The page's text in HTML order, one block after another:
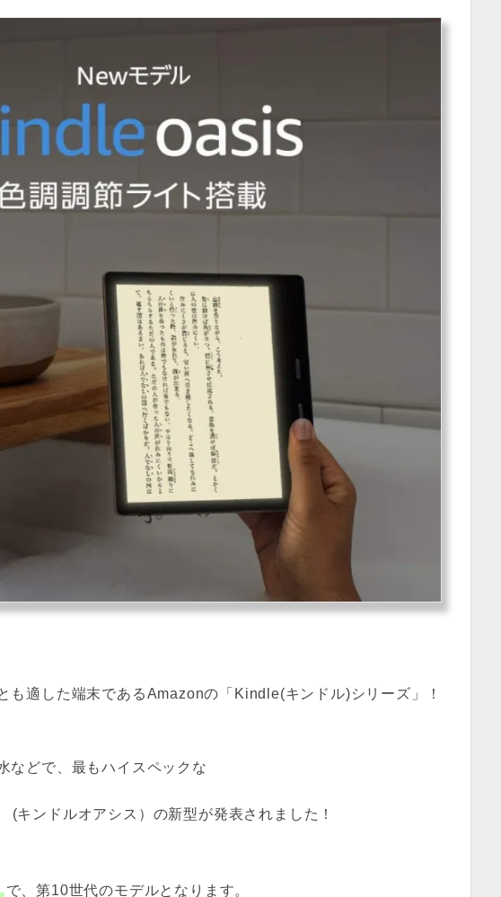
も適した端末であるAmazonの「Kindle(キンドル)シリーズ」！
などで、最もハイスペックな
(キンドルオアシス）の新型が発表されました！
で、第10世代のモデルとなります。